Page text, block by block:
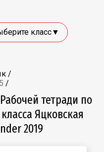
класс▼
/
5 /
тетради по
Яцковская
2019